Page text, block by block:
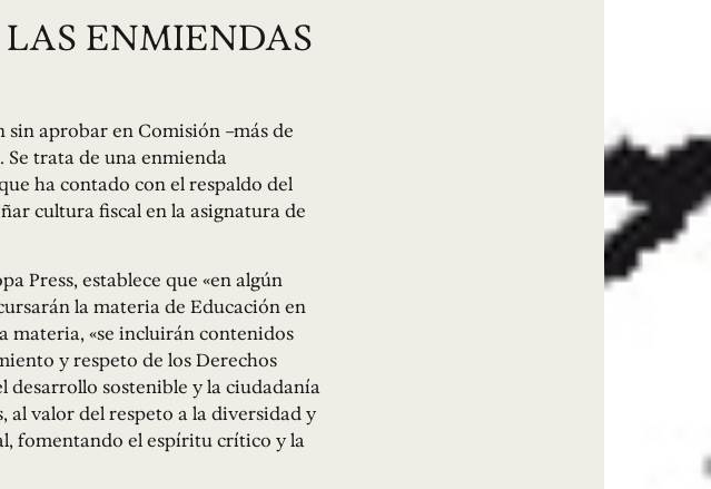
ENMIENDAS
sin aprobar en Comisión –más de
Se trata de una enmienda
ha contado con el respaldo del
cultura fiscal en la asignatura de
Press, establece que «en algún
la materia de Educación en
materia, «se incluirán contenidos
y respeto de los Derechos
desarrollo sostenible y la ciudadanía
al valor del respeto a la diversidad y
fomentando el espíritu crítico y la